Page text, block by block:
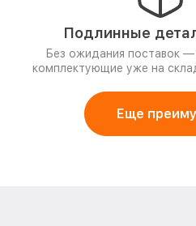
Подлинные
Без ожидания поставок
комплектующие уже на
Еще